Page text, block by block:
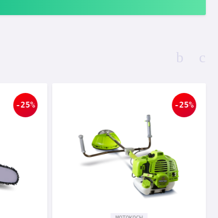
-25% -25%